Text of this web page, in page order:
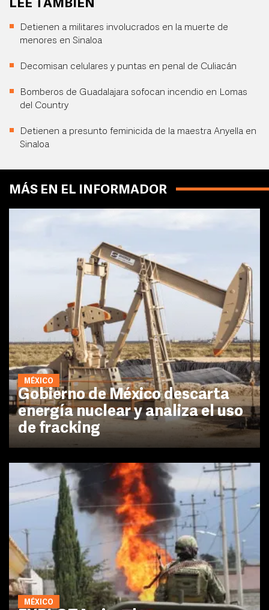
LEE TAMBIÉN
Detienen a militares involucrados en la muerte de
menores en Sinaloa
Decomisan celulares y puntas en penal de Culiacán
Bomberos de Guadalajara sofocan incendio en Lomas
del Country
Detienen a presunto feminicida de la maestra Anyella en
Sinaloa
MÁS EN EL INFORMADOR
MÉXICO
Gobierno de México descarta
energía nuclear y analiza el uso
de fracking
MÉXICO